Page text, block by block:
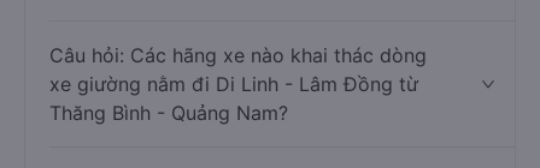
Câu hỏi: Các hãng xe nào khai thác dòng
xe giường nằm đi Di Linh - Lâm Đồng từ
Thăng Bình - Quảng Nam?